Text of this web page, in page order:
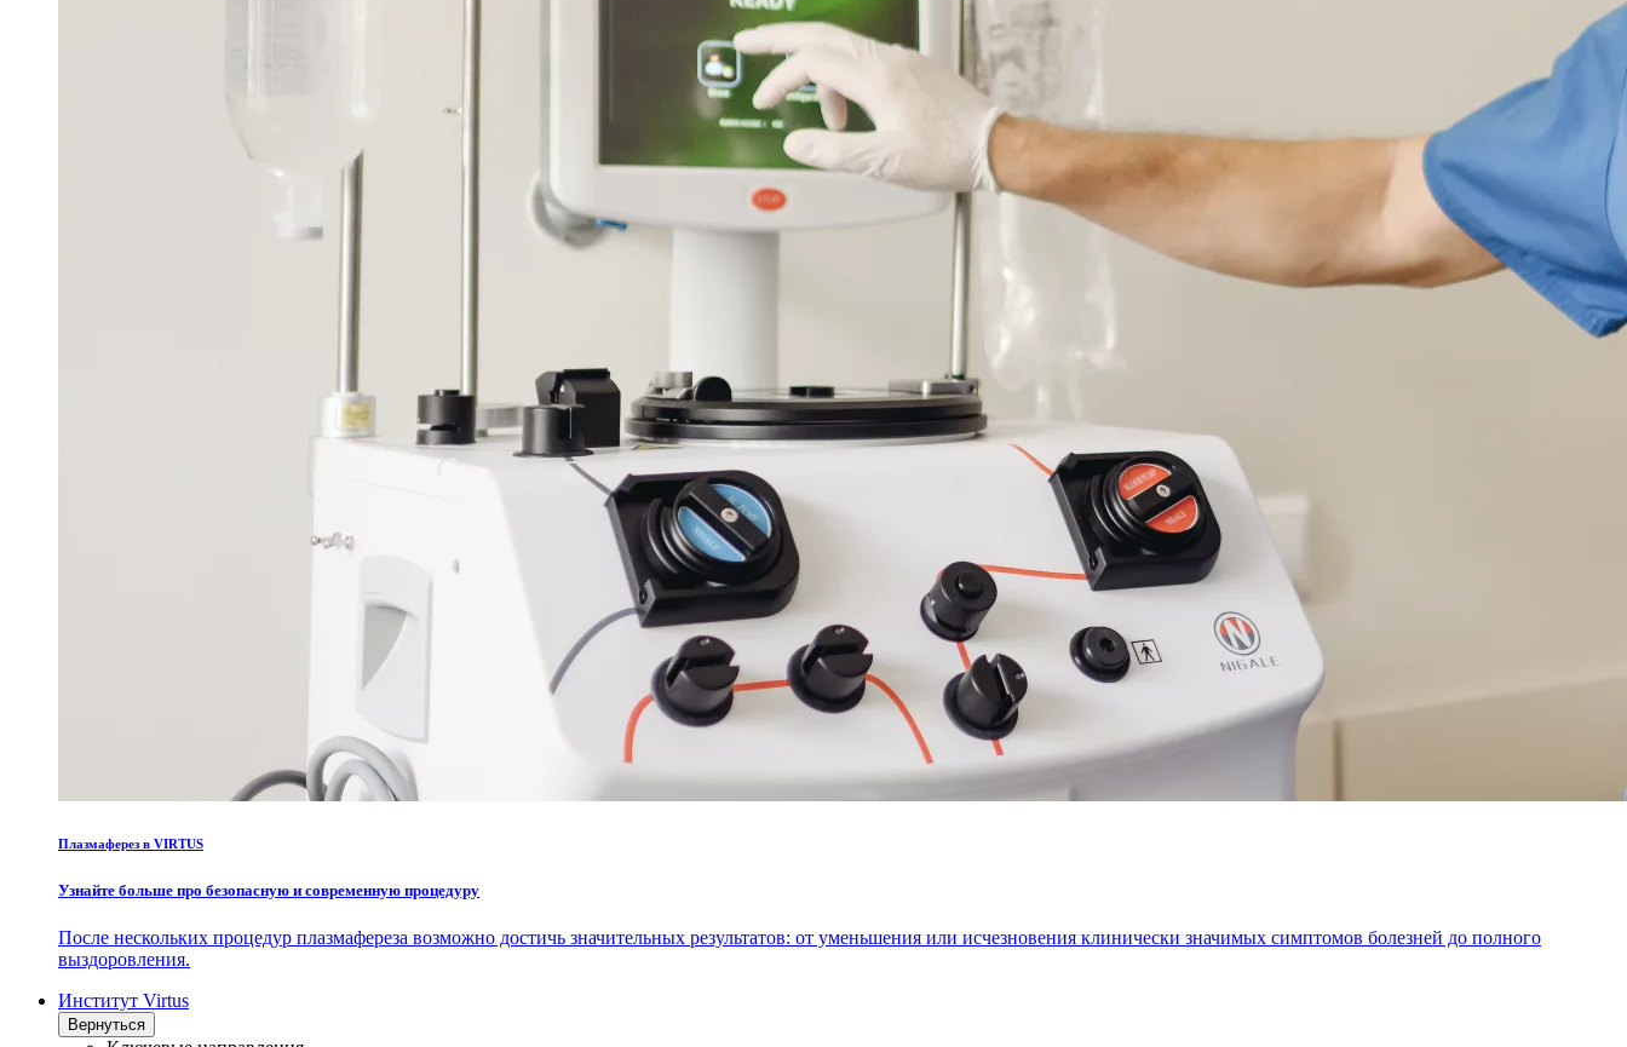
Плазмаферез в VIRTUS
Узнайте больше про безопасную и современную процедуру
После нескольких процедур плазмафереза возможно достичь значительных результатов: от уменьшения или исчезновения клинически значимых симптомов болезней до полного
выздоровления.
Институт Virtus
Вернуться